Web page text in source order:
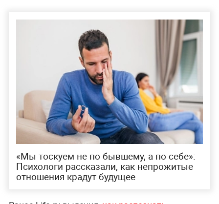
«Мы тоскуем не по бывшему, а по себе»:
Психологи рассказали, как непрожитые
отношения крадут будущее